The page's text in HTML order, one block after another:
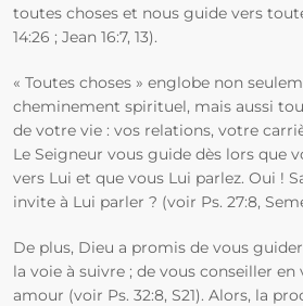
toutes choses et nous guide vers
14:26 ; Jean 16:7, 13).
« Toutes choses » englobe non
cheminement spirituel, mais aussi
de votre vie : vos relations, votre
Le Seigneur vous guide dès lors que
vers Lui et que vous Lui parlez. Oui !
invite à Lui parler ? (voir Ps. 27:8,
De plus, Dieu a promis de vous
la voie à suivre ; de vous conseiller
amour (voir Ps. 32:8, S21). Alors, la